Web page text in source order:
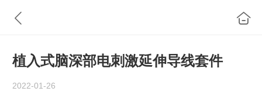
植入式脑深部电刺激延伸导线套件
2022-01-26